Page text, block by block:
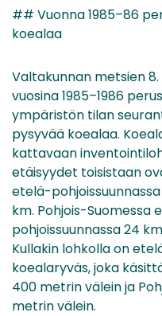
## Vuonna 1985–86
koealaa
Valtakunnan metsien
vuosina 1985–1986
ympäristön tilan
pysyvää koealaa.
kattavaan
etäisyydet toisistaan
etelä-
km. Pohjois-
pohjoissuunnassa 24
Kullakin lohkolla on
koealaryväs, joka
400 metrin välein ja
metrin välein.